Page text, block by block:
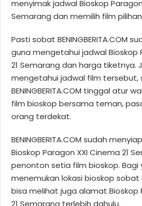
menyimak jadwal Bioskop Paragon
Semarang dan memilih film
Pasti sobat BENINGBERITA.COM
guna mengetahui jadwal Bioskop
21 Semarang dan harga tiketnya.
mengetahui jadwal film tersebut,
BENINGBERITA.COM tinggal atur
film bioskop bersama teman,
orang terdekat.
BENINGBERITA.COM sudah
Bioskop Paragon XXI Cinema 21
penonton setia film bioskop. Bagi
menemukan lokasi bioskop sobat
bisa melihat juga alamat Bioskop
21 Semarang terlebih dahulu.